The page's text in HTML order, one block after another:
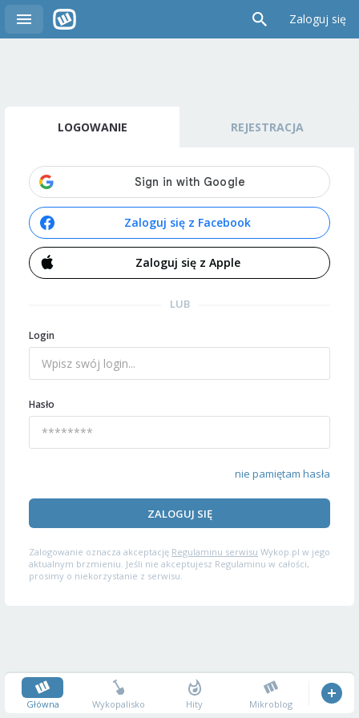
Zaloguj się
LOGOWANIE REJESTRACJA
Zaloguj się z Facebook
Zaloguj się z Apple
LUB
Login
Hasło
nie pamiętam hasła
ZALOGUJ SIĘ
Zalogowanie oznacza akceptację Regulaminu serwisu Wykop.pl w jego
aktualnym brzmieniu. Jeśli nie akceptujesz Regulaminu w całości,
prosimy o niekorzystanie z serwisu.
Główna Wykopalisko Hity Mikroblog